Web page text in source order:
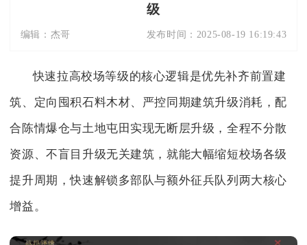
级
编辑： 杰哥 发布时间： 2025-08-19 16:19:43
快速拉高校场等级的核心逻辑是优先补齐前置建
筑、定向囤积石料木材、严控同期建筑升级消耗，配
合陈情爆仓与土地屯田实现无断层升级，全程不分散
资源、不盲目升级无关建筑，就能大幅缩短校场各级
提升周期，快速解锁多部队与额外征兵队列两大核心
增益。